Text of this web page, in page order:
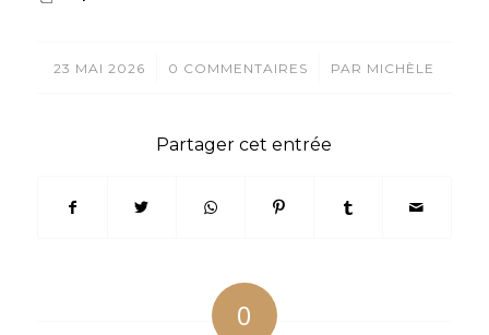
23 MAI 2026
/ 0 COMMENTAIRES
/ PAR MICHÈLE
Partager cet entrée
0